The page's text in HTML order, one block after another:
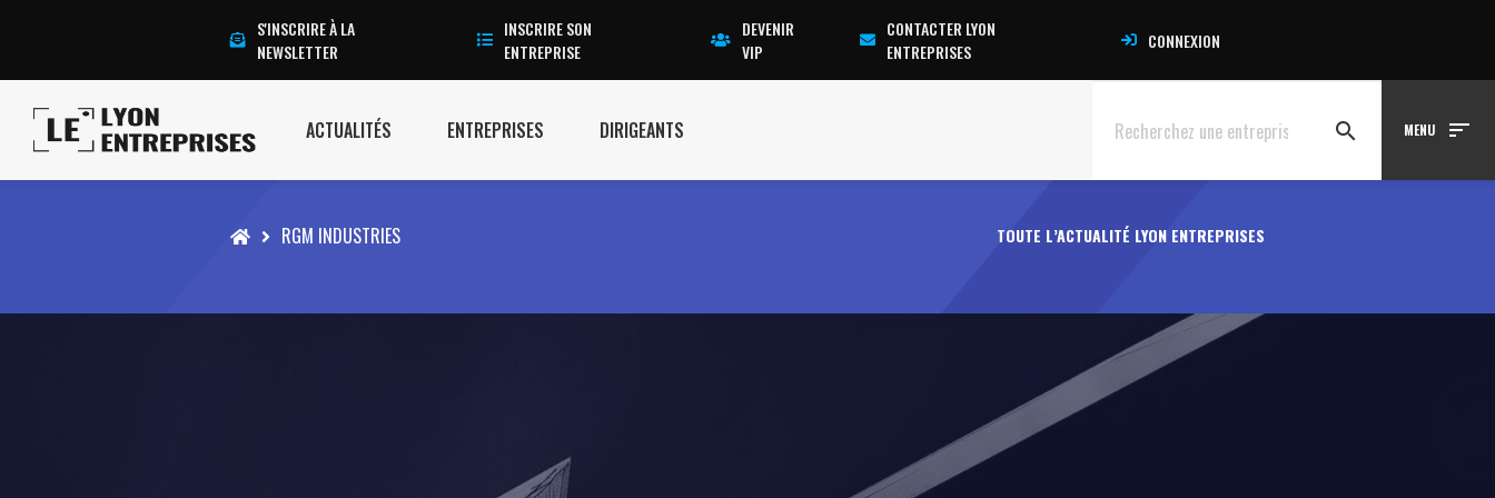
S'INSCRIRE À LA
NEWSLETTER
INSCRIRE SON
ENTREPRISE
DEVENIR
VIP
CONTACTER LYON
ENTREPRISES
CONNEXION
ACTUALITÉS ENTREPRISES DIRIGEANTS search MENU sort
Accueil RGM INDUSTRIES TOUTE L’ACTUALITÉ LYON ENTREPRISES